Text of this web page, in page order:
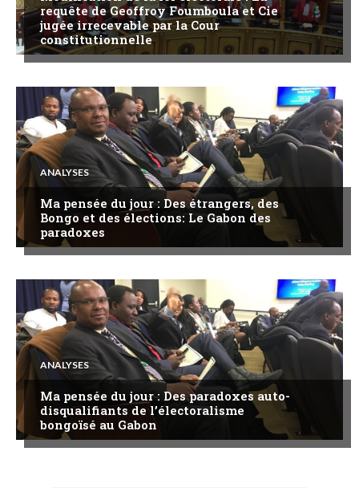
requête de Geoffroy Foumboula et Cie
jugée irrecevable par la Cour
constitutionnelle
ANALYSES
Ma pensée du jour : Des étrangers, des
Bongo et des élections: Le Gabon des
paradoxes
ANALYSES
Ma pensée du jour : Des paradoxes auto-
disqualifiants de l’électoralisme
bongoïsé au Gabon